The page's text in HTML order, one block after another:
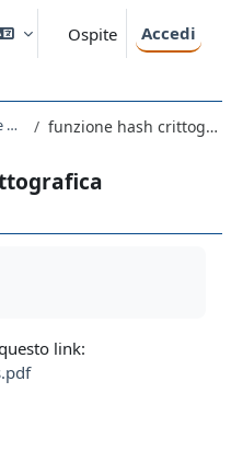
Ospite Accedi
lezione 26/4 funzione hash crittografica
link: